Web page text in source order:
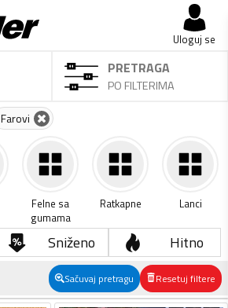
Uloguj se
PRETRAGA
PO FILTERIMA
Farovi
Felne sa
gumama
Ratkapne Lanci
Sniženo Hitno
Sačuvaj pretragu Resetuj filtere